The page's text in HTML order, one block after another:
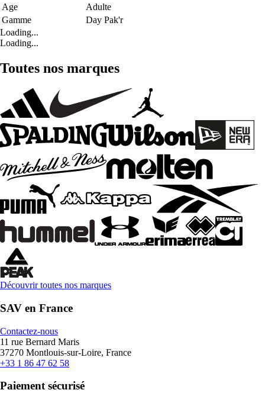
Age
Adulte
Gamme
Day Pak'r
Loading...
Loading...
Toutes nos marques
Découvrir toutes nos marques
SAV en France
Contactez-nous
11 rue Bernard Maris
37270 Montlouis-sur-Loire, France
+33 1 86 47 62 58
Paiement sécurisé